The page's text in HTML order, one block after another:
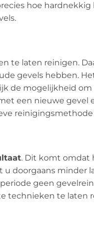
hoe
te laten reinigen.
gevels hebben.
de mogelijkheid
een nieuwe gevel
. Dit komt omdat
doorgaans minder
geen
technieken te laten